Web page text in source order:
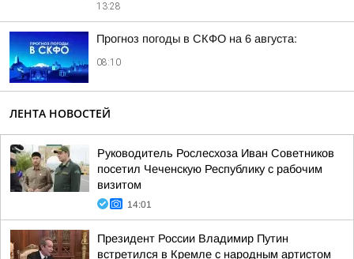
13:28
Прогноз погоды в СКФО на 6 августа:
08:10
ЛЕНТА НОВОСТЕЙ
Руководитель Рослесхоза Иван Советников
посетил Чеченскую Республику с рабочим
визитом
14:01
Президент России Владимир Путин
встретился в Кремле с народным артистом